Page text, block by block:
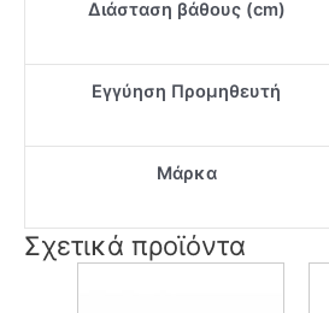
Διάσταση βάθους (cm)
Εγγύηση Προμηθευτή
Μάρκα
Σχετικά προϊόντα